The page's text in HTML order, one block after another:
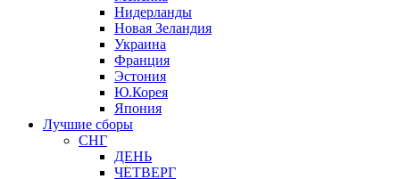
Нидерланды
Новая Зеландия
Украина
Франция
Эстония
Ю.Корея
Япония
Лучшие сборы
СНГ
ДЕНЬ
ЧЕТВЕРГ